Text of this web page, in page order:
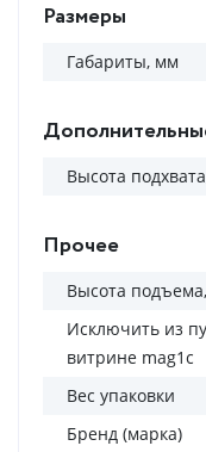
Размеры
Габариты, мм
Высота
Прочее
Высота
Исключить из
витрине mag1c
Вес упаковки
Бренд (марка)